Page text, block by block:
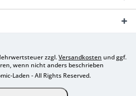
zzgl.Versandkosten und ggf.
wenn nicht anders beschrieben
Laden - All Rights Reserved.